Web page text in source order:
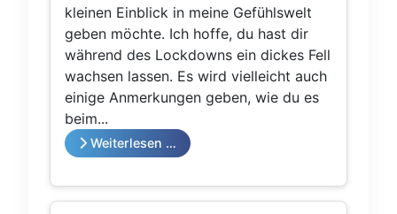
kleinen Einblick in meine Gefühlswelt
geben möchte. Ich hoffe, du hast dir
während des Lockdowns ein dickes Fell
wachsen lassen. Es wird vielleicht auch
einige Anmerkungen geben, wie du es
beim...
Weiterlesen …